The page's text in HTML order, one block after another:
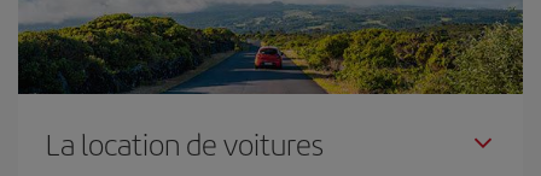
La location de voitures